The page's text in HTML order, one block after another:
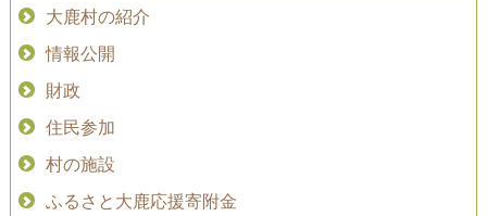
大鹿村の紹介
情報公開
財政
住民参加
村の施設
ふるさと大鹿応援寄附金